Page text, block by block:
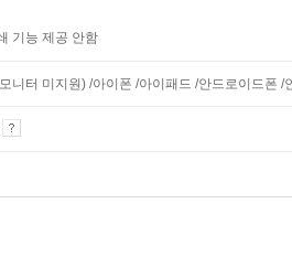
기능 제공 안함
니터 미지원) /아이폰 /아이패드 /안드로이드폰